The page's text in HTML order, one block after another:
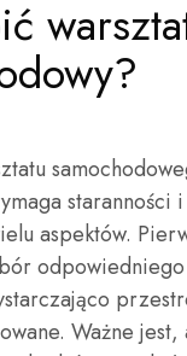
staranności i
aspektów.
Ważne jest,